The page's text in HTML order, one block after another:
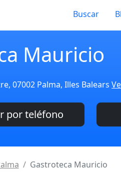
Buscar
Mauricio
07002 Palma, Illes Balears
por teléfono
Gastroteca Mauricio